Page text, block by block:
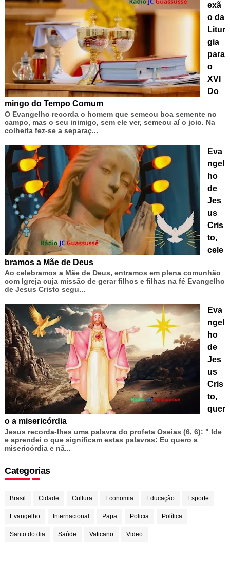
exã
o da
Litur
gia
para
o
XVI
Do
mingo do Tempo Comum
O Evangelho recorda o homem que semeou boa semente no
campo, mas o seu inimigo, sem ele ver, semeou aí o joio. Na
colheita fez-se a separaç...
Eva
ngel
ho
de
Jes
us
Cris
to,
cele
bramos a Mãe de Deus
Ao celebramos a Mãe de Deus, entramos em plena comunhão
com Igreja cuja missão de gerar filhos e filhas na fé Evangelho
de Jesus Cristo segu...
Eva
ngel
ho
de
Jes
us
Cris
to,
quer
o a misericórdia
Jesus recorda-lhes uma palavra do profeta Oseias (6, 6): " Ide
e aprendei o que significam estas palavras: Eu quero a
misericórdia e nã...
Categorias
Brasil Cidade Cultura Economia Educação Esporte
Evangelho Internacional Papa Policia Política
Santo do dia Saúde Vaticano Video